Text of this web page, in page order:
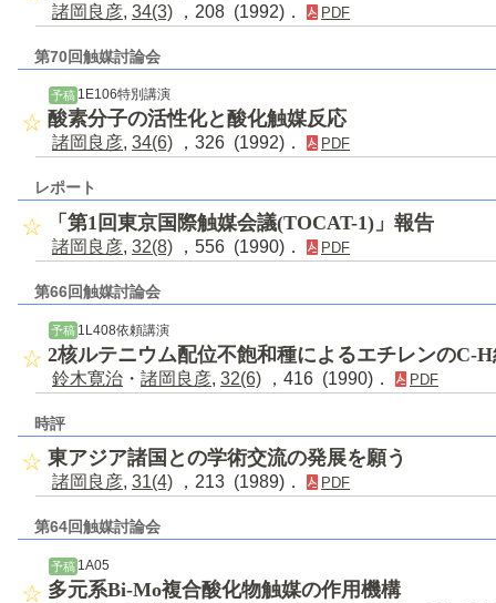
諸岡良彦, 34(3) ，208 (1992)． PDF
第70回触媒討論会
予稿 1E106特別講演
酸素分子の活性化と酸化触媒反応
諸岡良彦, 34(6) ，326 (1992)． PDF
レポート
「第1回東京国際触媒会議(TOCAT-1)」報告
諸岡良彦, 32(8) ，556 (1990)． PDF
第66回触媒討論会
予稿 1L408依頼講演
2核ルテニウム配位不飽和種によるエチレンのC-
鈴木寛治 ・ 諸岡良彦, 32(6) ，416 (1990)． PDF
時評
東アジア諸国との学術交流の発展を願う
諸岡良彦, 31(4) ，213 (1989)． PDF
第64回触媒討論会
予稿 1A05
多元系Bi-Mo複合酸化物触媒の作用機構